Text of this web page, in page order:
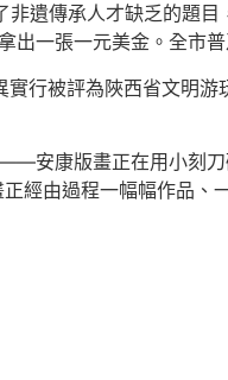
遺傳承人才缺乏的題目
出一張一元美金。全市普
行被評為陜西省文明游
安康版畫正在用小刻刀
經由過程一幅幅作品、